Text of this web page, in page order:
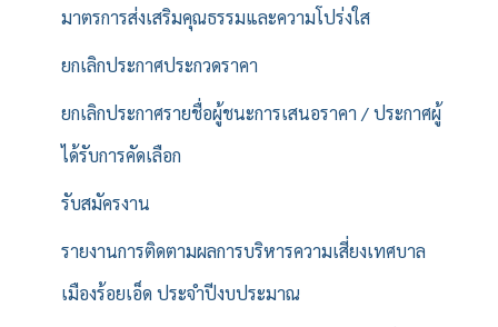
มาตรการส่งเสริมคุณธรรมและความโปร่งใส
ยกเลิกประกาศประกวดราคา
ยกเลิกประกาศรายชื่อผู้ชนะการเสนอราคา / ประกาศผู้
ได้รับการคัดเลือก
รับสมัครงาน
รายงานการติดตามผลการบริหารความเสี่ยงเทศบาล
เมืองร้อยเอ็ด ประจำปีงบประมาณ